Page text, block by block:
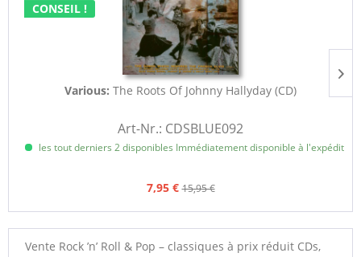
CONSEIL !
Various: The Roots Of Johnny Hallyday (CD)
Art-Nr.: CDSBLUE092
les tout derniers 2 disponibles Immédiatement disponible à
7,95 € 15,95 €
Vente Rock ’n’ Roll & Pop – classiques à prix réduit CDs,